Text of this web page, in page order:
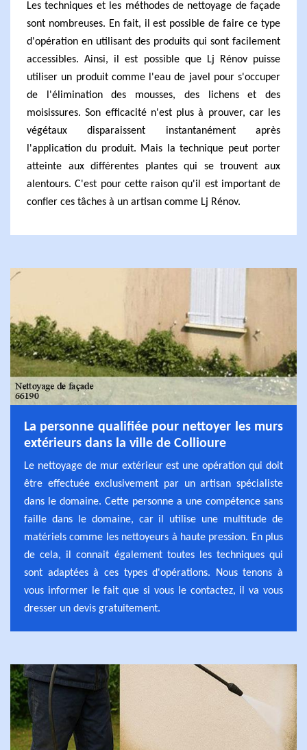
Les techniques et les méthodes de nettoyage de façade
sont nombreuses. En fait, il est possible de faire ce type
d'opération en utilisant des produits qui sont facilement
accessibles. Ainsi, il est possible que Lj Rénov puisse
utiliser un produit comme l'eau de javel pour s'occuper
de l'élimination des mousses, des lichens et des
moisissures. Son efficacité n'est plus à prouver, car les
végétaux disparaissent instantanément après
l'application du produit. Mais la technique peut porter
atteinte aux différentes plantes qui se trouvent aux
alentours. C'est pour cette raison qu'il est important de
confier ces tâches à un artisan comme Lj Rénov.
La personne qualifiée pour nettoyer les murs
extérieurs dans la ville de Collioure
Le nettoyage de mur extérieur est une opération qui doit
être effectuée exclusivement par un artisan spécialiste
dans le domaine. Cette personne a une compétence sans
faille dans le domaine, car il utilise une multitude de
matériels comme les nettoyeurs à haute pression. En plus
de cela, il connait également toutes les techniques qui
sont adaptées à ces types d'opérations. Nous tenons à
vous informer le fait que si vous le contactez, il va vous
dresser un devis gratuitement.